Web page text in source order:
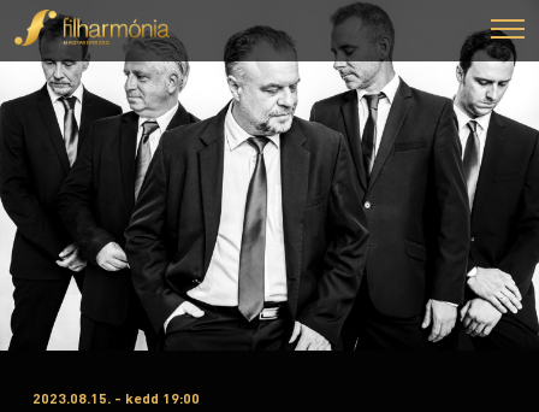
2023.08.15. - kedd 19:00